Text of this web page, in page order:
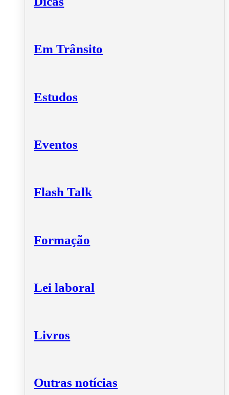
Em Trânsito
Estudos
Eventos
Flash Talk
Formação
Lei laboral
Livros
Outras notícias